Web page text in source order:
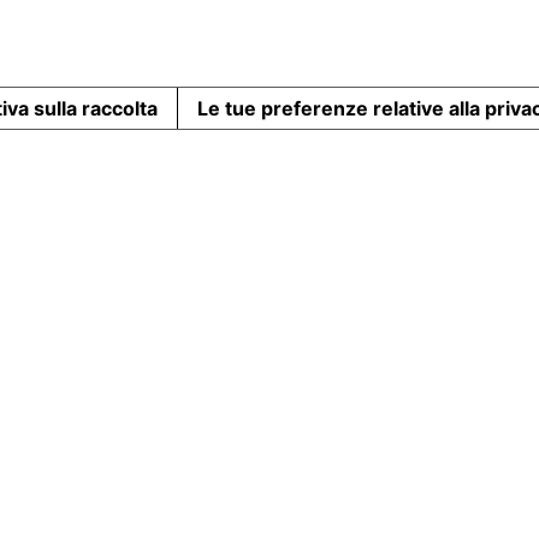
sulla raccolta Le tue preferenze relative alla